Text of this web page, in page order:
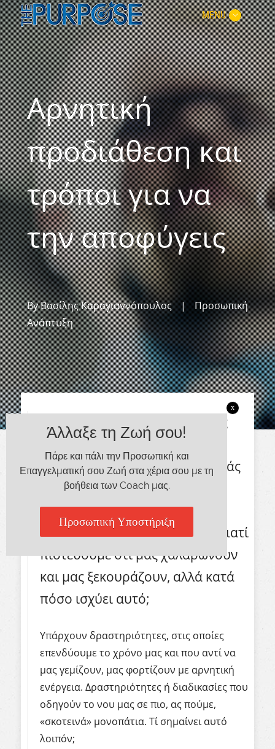
MENU
Αρνητική
προδιάθεση και
τρόποι για να
την αποφύγεις
ByΒασίλης Καραγιαννόπουλος |
Προσωπική
Ανάπτυξη
Καθημερινά κάνουμε διάφορες
δραστηριότητες. Κάποιες
απαιτούν λίγη ενέργεια από εμάς
και κάποιες απαιτούν πολύ
ενέργεια. Πολλές από αυτές τις
δραστηριότητες, τις κάνουμε γιατί
πιστεύουμε ότι μας χαλαρώνουν
και μας ξεκουράζουν, αλλά κατά
πόσο ισχύει αυτό;
Υπάρχουν δραστηριότητες, στις οποίες
επενδύουμε το χρόνο μας και που αντί να
μας γεμίζουν, μας φορτίζουν με αρνητική
ενέργεια. Δραστηριότητες ή διαδικασίες που
οδηγούν το νου μας σε πιο, ας πούμε,
«σκοτεινά» μονοπάτια. Τί σημαίνει αυτό
λοιπόν;
Άλλαξε τη Ζωή σου!
Πάρε και πάλι την Προσωπική και
Επαγγελματική σου Ζωή στα χέρια σου με τη
βοήθεια των Coach μας.
Προσωπική Υποστήριξη
x